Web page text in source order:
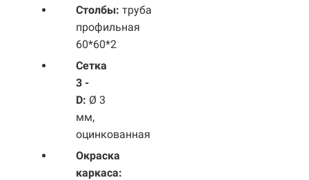
Столбы: труба
профильная
60*60*2
Сетка
3 -
D: Ø 3
мм,
оцинкованная
Окраска
каркаса: